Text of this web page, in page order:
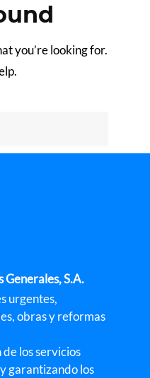
you’re looking for.
Generales, S.A.
urgentes,
obras y reformas
los servicios
garantizando los